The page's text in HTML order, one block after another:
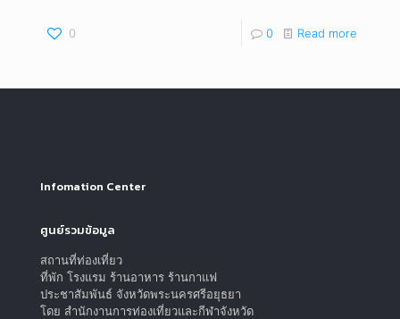
0 0 Read more
Infomation Center
ศูนย์รวมข้อมูล
สถานที่ท่องเที่ยว
ที่พัก โรงแรม ร้านอาหาร ร้านกาแฟ
ประชาสัมพันธ์ จังหวัดพระนครศรีอยุธยา
โดย สำนักงานการท่องเที่ยวและกีฬาจังหวัด